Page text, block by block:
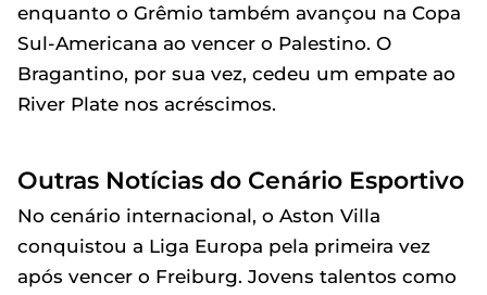
enquanto o Grêmio também avançou na Copa
Sul-Americana ao vencer o Palestino. O
Bragantino, por sua vez, cedeu um empate ao
River Plate nos acréscimos.
Outras Notícias do Cenário Esportivo
No cenário internacional, o Aston Villa
conquistou a Liga Europa pela primeira vez
após vencer o Freiburg. Jovens talentos como